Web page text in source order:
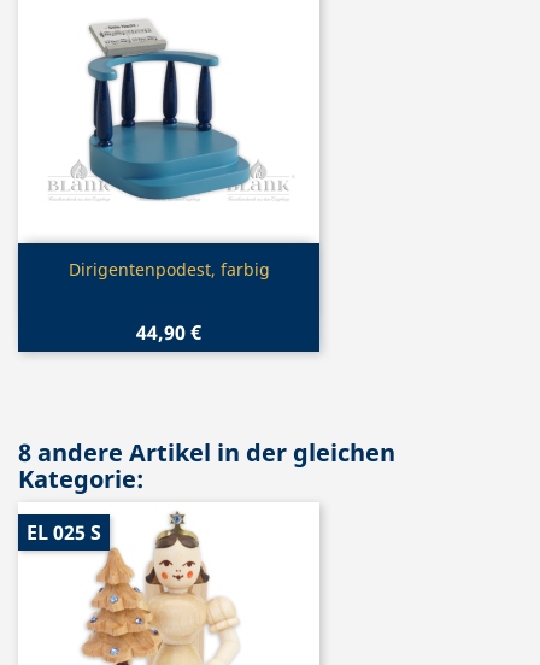
Vorschau
Dirigentenpodest, farbig
44,90 €
8 andere Artikel in der gleichen
Kategorie:
EL 025 S